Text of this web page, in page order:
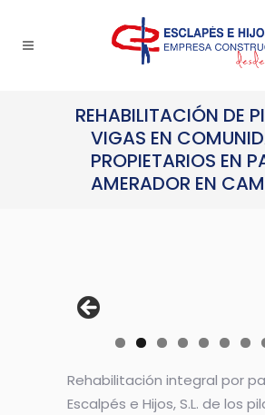
REHABILITACIÓN DE
VIGAS EN
PROPIETARIOS EN
AMERADOR EN
Rehabilitación integral por
Escalpés e Hijos, S.L. de los